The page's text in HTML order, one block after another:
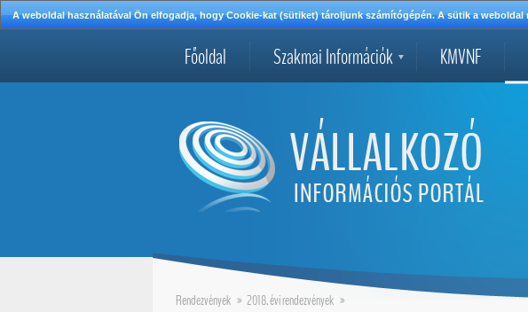
A weboldal használatával Ön elfogadja, hogy Cookie-kat (sütiket) tároljunk számítógépén. A sütik a
Főoldal Szakmai Információk KMVNF
Rendezvények » 2018. évi rendezvények »